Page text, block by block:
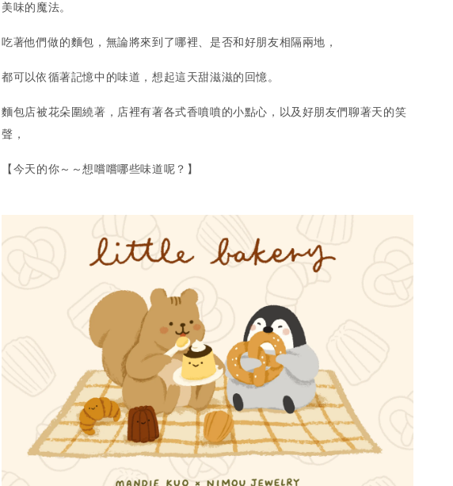
美味的魔法。
吃著他們做的麵包，無論將來到了哪裡、是否和好朋友相隔兩地，
都可以依循著記憶中的味道，想起這天甜滋滋的回憶。
麵包店被花朵圍繞著，店裡有著各式香噴噴的小點心，以及好朋友們聊著天的笑
聲，
【今天的你～～想嚐嚐哪些味道呢？】